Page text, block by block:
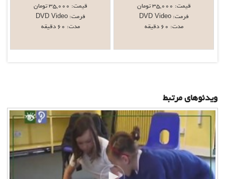
قیمت: 35,000تومان
فرمت:DVD Video
مدت: 60 دقيقه
قیمت: 35,000تومان
فرمت:DVD Video
مدت: 60 دقيقه
ویدئوهای مرتبط